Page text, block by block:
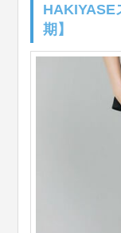
HAKIYASE
期】